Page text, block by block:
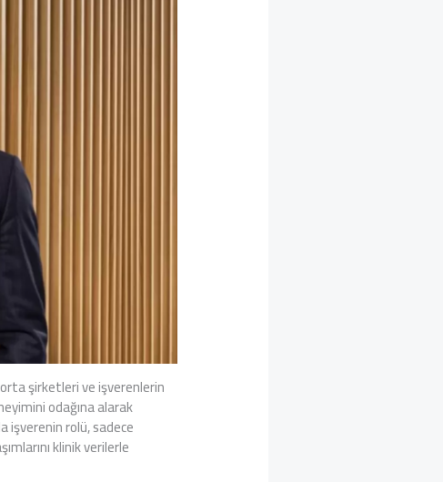
şirketleri ve işverenlerin
odağına alarak
işverenin rolü, sadece
klinik verilerle